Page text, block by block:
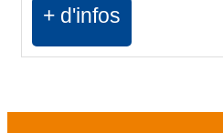
+ d'infos